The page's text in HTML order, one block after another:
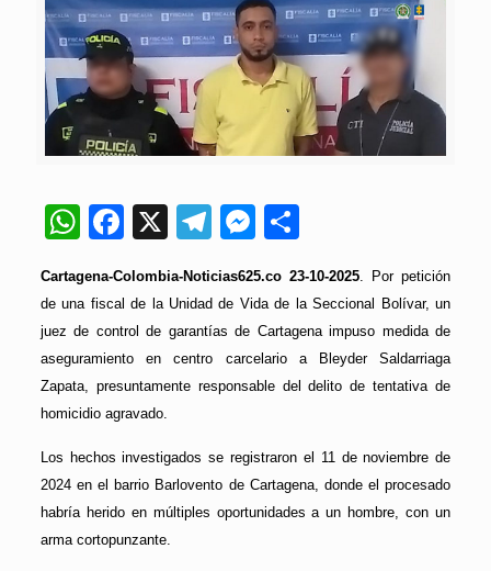
WhatsApp
Facebook
X Telegram
Messenger
Cartagena-Colombia-Noticias625.co 23-10-2025. Por petición
de una fiscal de la Unidad de Vida de la Seccional Bolívar, un
juez de control de garantías de Cartagena impuso medida de
aseguramiento en centro carcelario a Bleyder Saldarriaga
Zapata, presuntamente responsable del delito de tentativa de
homicidio agravado.
Los hechos investigados se registraron el 11 de noviembre de
2024 en el barrio Barlovento de Cartagena, donde el procesado
habría herido en múltiples oportunidades a un hombre, con un
arma cortopunzante.